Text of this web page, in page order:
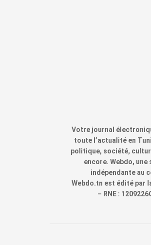
Votre journal
toute l’actualité en
politique, société,
encore. Webdo,
indépendante au
Webdo.tn est édité par
– RNE :